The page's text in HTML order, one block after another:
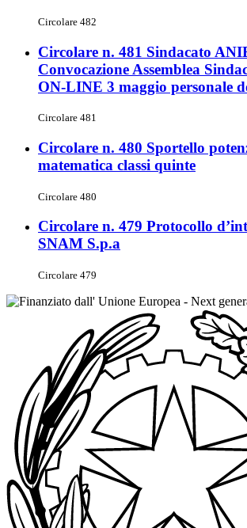
Circolare 482
Circolare n. 481 Sindacato
Convocazione Assemblea
ON-LINE 3 maggio personale
Circolare 481
Circolare n. 480 Sportello
matematica classi quinte
Circolare 480
Circolare n. 479 Protocollo
SNAM S.p.a
Circolare 479